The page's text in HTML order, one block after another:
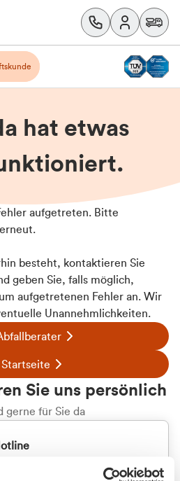
hat etwas
aufgetreten. Bitte
besteht, kontaktieren Sie
geben Sie, falls möglich,
aufgetretenen Fehler an. Wir
Unannehmlichkeiten.
Sie uns persönlich
gerne für Sie da